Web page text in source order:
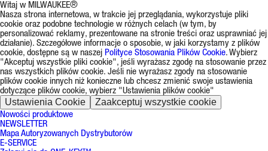
Witaj w MILWAUKEE®
Nasza strona internetowa, w trakcie jej przeglądania, wykorzystuje pliki
cookie oraz podobne technologie w różnych celach (w tym, by
personalizować reklamy, prezentowane na stronie treści oraz usprawniać jej
działanie). Szczegółowe informacje o sposobie, w jaki korzystamy z plików
cookie, dostępne są w naszej Polityce Stosowania Plików Cookie. Wybierz
"Akceptuj wszystkie pliki cookie", jeśli wyrażasz zgodę na stosowanie przez
nas wszystkich plików cookie. Jeśli nie wyrażasz zgody na stosowanie
plików cookie innych niż konieczne lub chcesz zmienić swoje ustawienia
dotyczące plików cookie, wybierz "Ustawienia plików cookie"
Ustawienia Cookie Zaakceptuj wszystkie cookie
Nowości produktowe
NEWSLETTER
Mapa Autoryzowanych Dystrybutorów
E-SERVICE